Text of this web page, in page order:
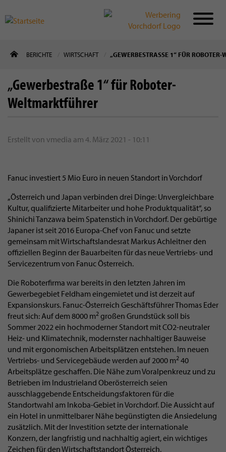
zum
BERICHTE WIRTSCHAFT „GEWERBESTRASSE 1“ FÜR ROBOTER-
„Gewerbestraße 1“ für Roboter-
Weltmarktführer
Erstellt von vmedia am 4. März 2021 - 10:11
Fanuc investiert 5 Mio Euro in neuen Standort in Vorchdorf
„Österreich und Japan verbinden drei Dinge: Unvergleichbare
Kultur, qualifizierte Mitarbeiter und hohe Produktqualität“, so
Shinichi Tanzawa beim Spatenstich in Vorchdorf. Der gebürtige
Japaner ist seit 2016 Europa-Chef von Fanuc und setzte
gemeinsam mit Wirtschaftslandesrat Markus Achleitner den
offiziellen Beginn der Bauarbeiten für das neue Vertriebs- und
Servicezentrum von Fanuc Österreich.
Die Roboterfirma war bereits in den letzten Jahren im
Gewerbegebiet Feldham eingemietet und ist derzeit auf
Expansionskurs. Fanuc-Österreich Geschäftsführer Thomas Eder
freut sich: Auf dem 8000 m2 großen Grundstück soll bis
Sommer 2022 ein hochmoderner Standort mit CO2-neutraler
Heiz- und Klimatechnik, modernster nachhaltiger Bauweise
und mit ergonomischen Arbeitsplätzen entstehen. Im neuen
Vertriebs- und Servicegebäude werden auf 2000 m2 40
Arbeitsplätze geschaffen. Die Nähe zum Voralpenkreuz und zu
Betrieben im Industrieland Oberösterreich seien
ausschlaggebende Entscheidungsfaktoren für die
Standortwahl am Inkoba-Gebiet in Vorchdorf. Die Aussicht auf
ein Hotel in unmittelbarer Nähe begünstigten die Ansiedelung
zusätzlich. Mit der Investition setzte der internationale
Konzern, der langfristig und nachhaltig agiert, ein wichtiges
Zeichen für den Wirtschaftstandort Österreich.